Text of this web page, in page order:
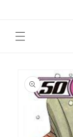
contenu
informations
produits